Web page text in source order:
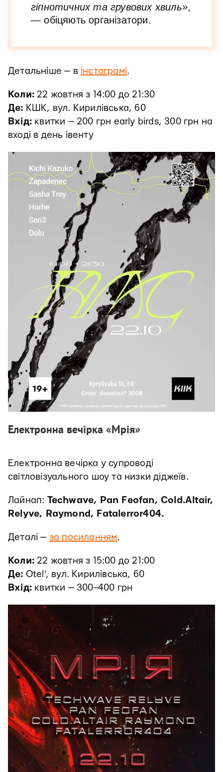
гіпнотичних та грувових хвиль»,
— обіцяють організатори.
Детальніше — в інстаграмі.
Коли: 22 жовтня з 14:00 до 21:30
Де: КШК, вул. Кирилівська, 60
Вхід: квитки — 200 грн early birds, 300 грн на
вході в день івенту
Електронна вечірка «Мрія»
Електронна вечірка у супроводі
світловізуального шоу та низки діджеїв.
Лайнап: Techwave, Pan Feofan, Cold.Altair,
Relyve, Raymond, Fatalerror404.
Деталі — за посиланням.
Коли: 22 жовтня з 15:00 до 21:00
Де: Otel’, вул. Кирилівська, 60
Вхід: квитки — 300–400 грн